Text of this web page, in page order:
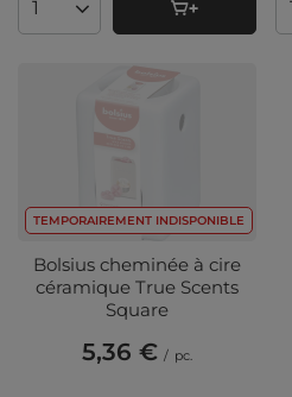
Quantité de produits
TEMPORAIREMENT INDISPONIBLE
Bolsius cheminée à cire
céramique True Scents
Square
5,36 € / pc.